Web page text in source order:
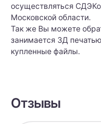
осуществляться
Московской области.
Так же Вы можете
занимается 3Д
купленные файлы.
Отзывы